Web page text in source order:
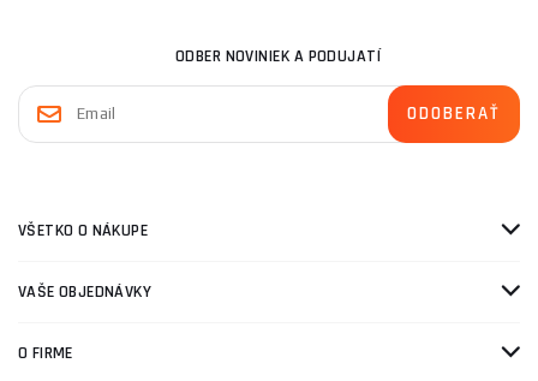
ODBER NOVINIEK A PODUJATÍ
VŠETKO O NÁKUPE
VAŠE OBJEDNÁVKY
O FIRME